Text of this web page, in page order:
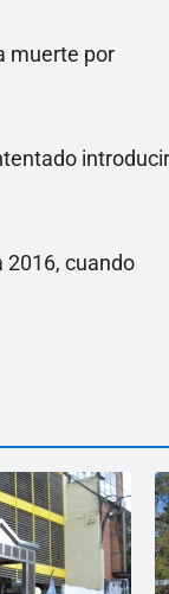
muerte por
introducir
2016, cuando